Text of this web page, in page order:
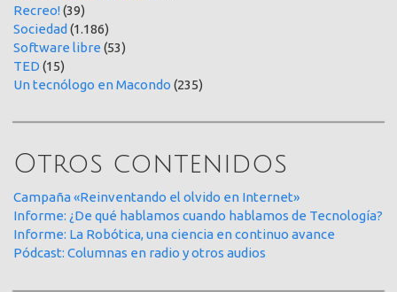
Recreo!(39)
Sociedad (1.186)
Software libre (53)
TED (15)
Un tecnólogo en Macondo (235)
Otros contenidos
Campaña «Reinventando el olvido en Internet»
Informe: ¿De qué hablamos cuando hablamos de Tecnología?
Informe: La Robótica, una ciencia en continuo avance
Pódcast: Columnas en radio y otros audios